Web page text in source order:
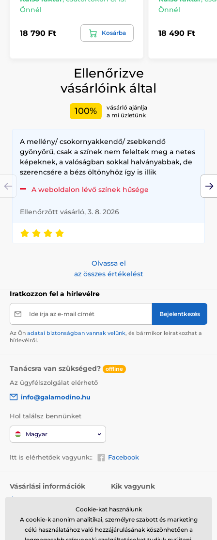
Önnél
18 790 Ft Kosárba
Önnél
18 490 Ft
Ellenőrizve
vásárlóink által
100%
vásárló ajánlja
a mi üzletünk
A mellény/ csokornyakkendő/ zsebkendő
gyönyörű, csak a színek nem feleltek meg a netes
képeknek, a valóságban sokkal halványabbak, de
szerencsére a bézs öltönyhöz így is illik
A weboldalon lévő színek hűsége
Ellenőrzött vásárló, 3. 8. 2026
Olvassa el
az összes értékelést
Iratkozzon fel a hírlevélre
Ide írja az e-mail címét Bejelentkezés
Az Ön adatai biztonságban vannak velünk, és bármikor leiratkozhat a
hírlevélről.
Tanácsra van szükséged? offline
Az ügyfélszolgálat elérhető
info@galamodino.hu
Hol találsz bennünket
Magyar
Itt is elérhetőek vagyunk:: Facebook
Vásárlási információk
Szállítás
Visszaküldés és reklamáció
Kik vagyunk
Elérhetőségek
Együttműködés a
Galamodinóval
Cookie-kat használunk
A cookie-k anonim analitikai, személyre szabott és marketing
célú használatához való hozzájárulásának köszönhetően a